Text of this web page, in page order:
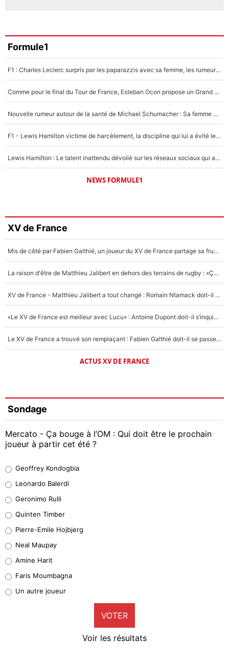
Formule1
F1 : Charles Leclerc surpris par les paparazzis avec sa femme, les rumeurs étaient vraies !
Comme pour le final du Tour de France, Esteban Ocon propose un Grand Prix de Formule 1 à Paris : «Autour de l’Arc de Triomphe, ce serait génial» !
Nouvelle rumeur autour de la santé de Michael Schumacher : Sa femme Corinna sort du silence
F1 - Lewis Hamilton victime de harcèlement, la discipline qui lui a évité le pire : «J'aurais probablement mal tourné»
Lewis Hamilton : Le talent inattendu dévoilé sur les réseaux sociaux qui a impressionné Kim Kardashian pendant leurs vacances en amoureux !
NEWS FORMULE1
XV de France
Mis de côté par Fabien Galthié, un joueur du XV de France partage sa frustration : «ils ne me l’ont pas dit tout de suite»
La raison d'être de Matthieu Jalibert en dehors des terrains de rugby : «Ça m'atteint autant que si tu touches à un membre de ma famille»
XV de France - Matthieu Jalibert a tout changé : Romain Ntamack doit-il s’inquiéter pour sa place à un an de la Coupe du monde ?
«Le XV de France est meilleur avec Lucu» : Antoine Dupont doit-il s’inquiéter pour sa place ?
Le XV de France a trouvé son remplaçant : Fabien Galthié doit-il se passer d'Antoine Dupont ?
ACTUS XV DE FRANCE
Sondage
Mercato - Ça bouge à l’OM : Qui doit être le prochain
joueur à partir cet été ?
38%
32%
4%
1%
9%
Geoffrey Kondogbia
Leonardo Balerdi
Geronimo Rulli
Quinten Timber
Pierre-Emile Hojbjerg
Neal Maupay
Amine Harit
Faris Moumbagna
Un autre joueur
VOTER
Voir les résultats